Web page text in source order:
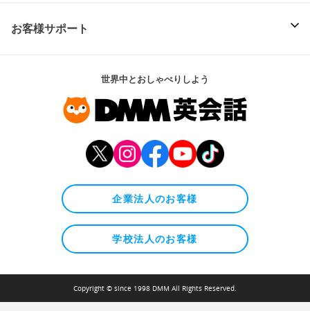
お客様サポート
世界中とおしゃべりしよう
企業法人のお客様
学校法人のお客様
Copyright © since 1998 DMM All Rights Reserved.